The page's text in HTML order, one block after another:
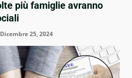
più famiglie avranno
Dicembre 25, 2024